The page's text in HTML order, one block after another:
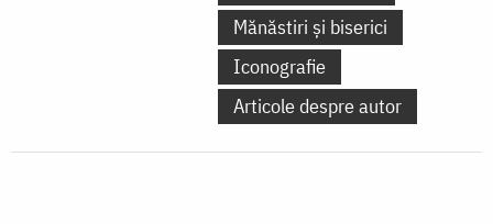
Mănăstiri și biserici
Iconografie
Articole despre autor